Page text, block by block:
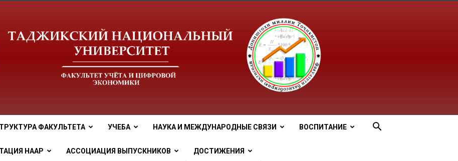
tnu
ФАКУЛЬТЕТА УЧЕБА НАУКА И МЕЖДУНАРОДНЫЕ СВЯЗИ ВОСПИТАНИЕ
НААР АССОЦИАЦИЯ ВЫПУСКНИКОВ ДОСТИЖЕНИЯ